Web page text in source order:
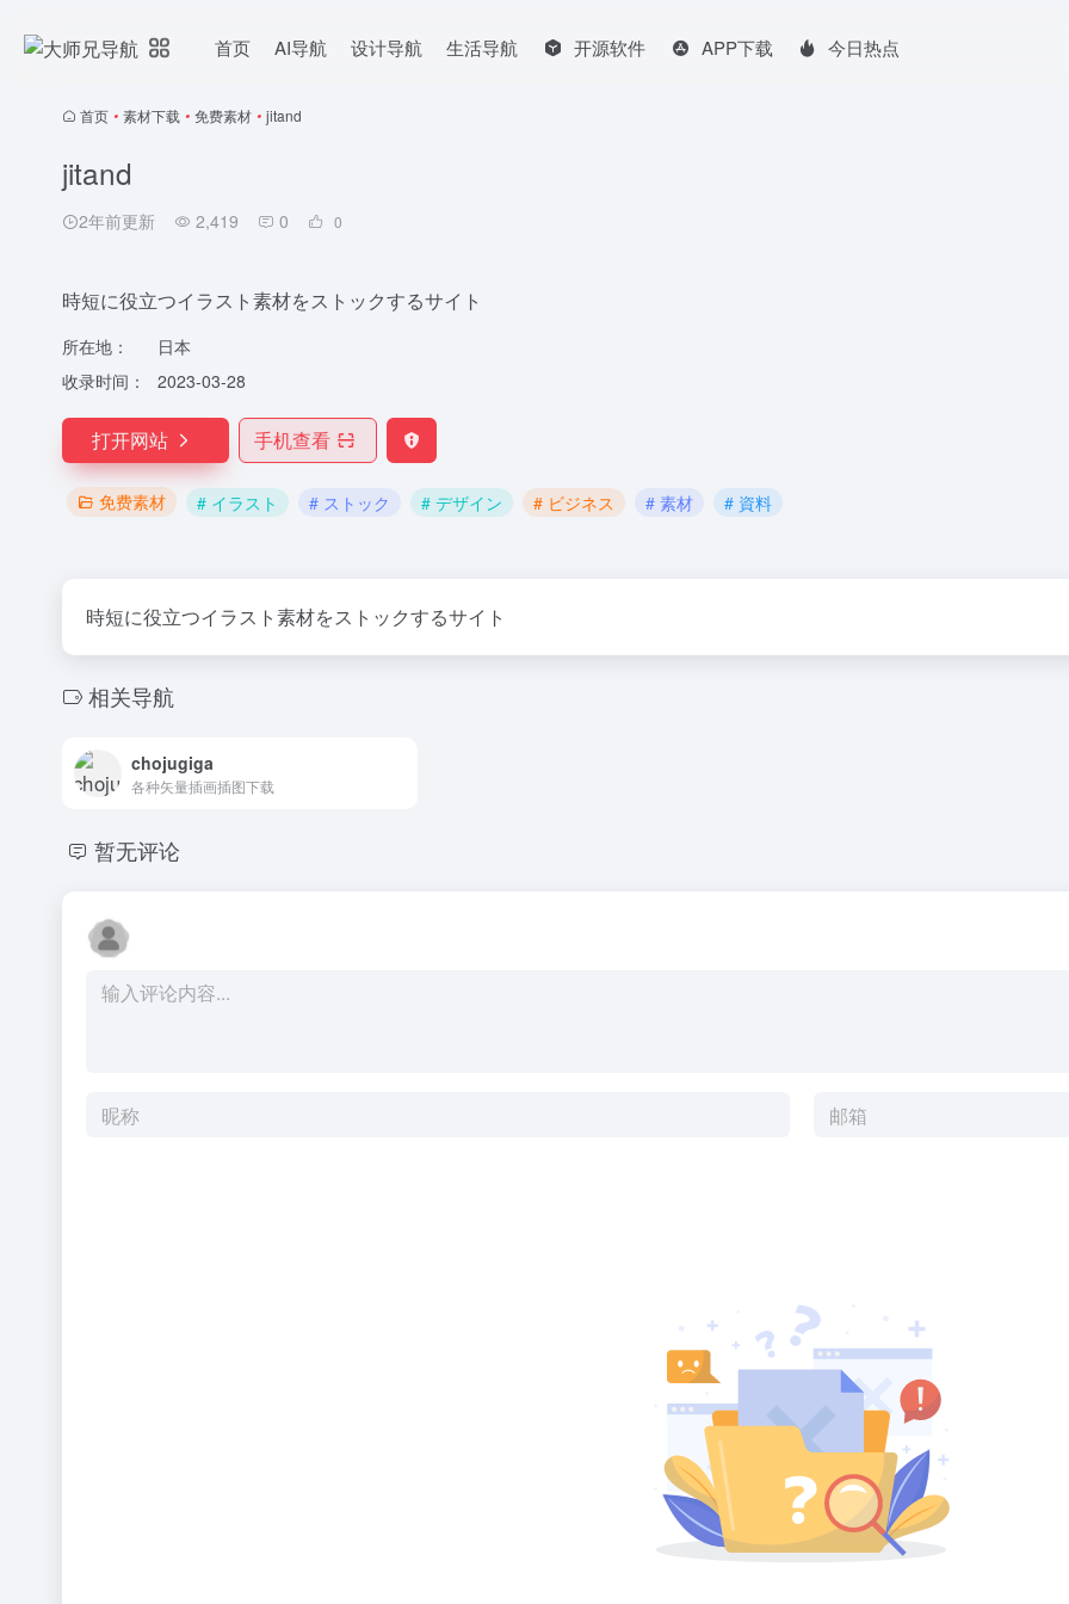
首页 AI导航 设计导航 生活导航 开源软件 APP下载 今日热点
首页 • 素材下载 • 免费素材 • jitand
jitand
2年前更新 2,419 0 0
時短に役立つイラスト素材をストックするサイト
所在地：
日本
收录时间：
2023-03-28
打开网站 手机查看
免费素材 # イラスト # ストック # デザイン # ビジネス # 素材 # 資料
時短に役立つイラスト素材をストックするサイト
相关导航
chojugiga
各种矢量插画插图下载
暂无评论